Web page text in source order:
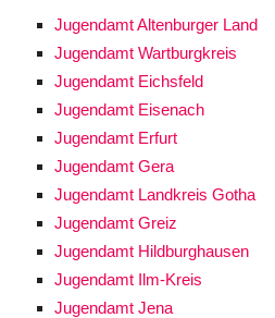
Jugendamt Altenburger Land
Jugendamt Wartburgkreis
Jugendamt Eichsfeld
Jugendamt Eisenach
Jugendamt Erfurt
Jugendamt Gera
Jugendamt Landkreis Gotha
Jugendamt Greiz
Jugendamt Hildburghausen
Jugendamt Ilm-Kreis
Jugendamt Jena